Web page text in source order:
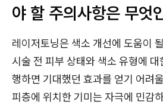
야 할 주의사항은 무엇
레이저토닝은 색소 개선에 도움이
시술 전 피부 상태와 색소 유형에
행하면 기대했던 효과를 얻기 어려
피층에 위치한 기미는 자극에 민감